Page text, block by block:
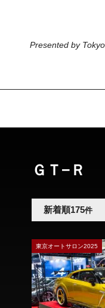
Presented by
ＧＴ−Ｒ
新着順175件
東京オートサロン2025